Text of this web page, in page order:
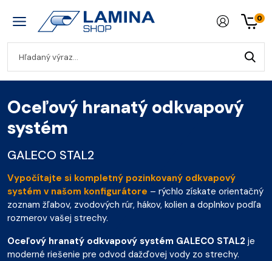
0
Oceľový hranatý odkvapový
systém
GALECO STAL2
Vypočítajte si kompletný pozinkovaný odkvapový
systém v našom konfigurátore – rýchlo získate orientačný
zoznam žľabov, zvodových rúr, hákov, kolien a doplnkov podľa
rozmerov vašej strechy.
Oceľový hranatý odkvapový systém GALECO STAL2 je
moderné riešenie pre odvod dažďovej vody zo strechy.